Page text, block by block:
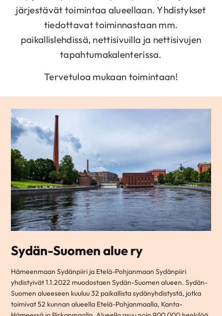
järjestävät toimintaa alueellaan. Yhdistykset
tiedottavat toiminnastaan mm.
paikallislehdissä, nettisivuilla ja nettisivujen
tapahtumakalenterissa.
Tervetuloa mukaan toimintaan!
Sydän-Suomen alue ry
Hämeenmaan Sydänpiiri ja Etelä-Pohjanmaan Sydänpiiri
yhdistyivät 1.1.2022 muodostaen Sydän-Suomen alueen. Sydän-
Suomen alueeseen kuuluu 32 paikallista sydänyhdistystä, jotka
toimivat 52 kunnan alueella Etelä-Pohjanmaalla, Kanta-